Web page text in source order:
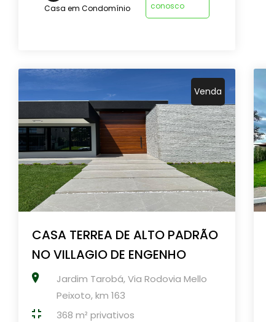
Casa em Condomínio
conosco
Venda
CASA TERREA DE ALTO PADRÃO
NO VILLAGIO DE ENGENHO
Jardim Tarobá, Via Rodovia Mello
Peixoto, km 163
368 m² privativos